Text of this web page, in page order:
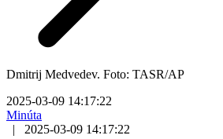
Dmitrij Medvedev. Foto: TASR/AP
2025-03-09 14:17:22
Minúta
|
2025-03-09 14:17:22